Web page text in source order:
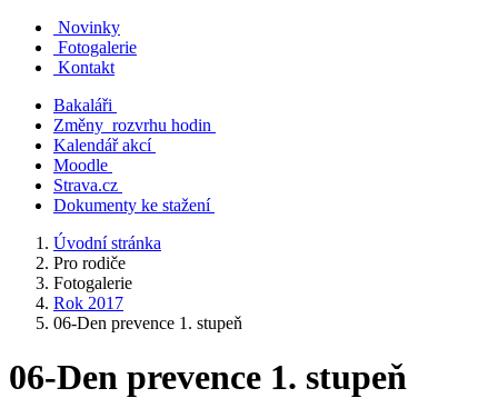
Novinky
Fotogalerie
Kontakt
Bakaláři
Změny rozvrhu hodin
Kalendář akcí
Moodle
Strava.cz
Dokumenty ke stažení
Úvodní stránka
Pro rodiče
Fotogalerie
Rok 2017
06-Den prevence 1. stupeň
06-Den prevence 1. stupeň